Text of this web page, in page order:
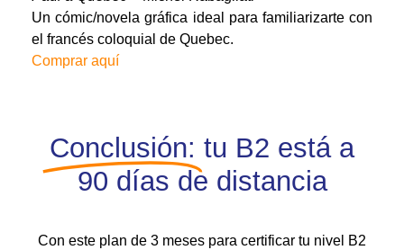
Un cómic/novela gráfica ideal para familiarizarte con
el francés coloquial de Quebec.
Comprar aquí
Conclusión: tu B2 está a
90 días de distancia
Con este plan de 3 meses para certificar tu nivel B2